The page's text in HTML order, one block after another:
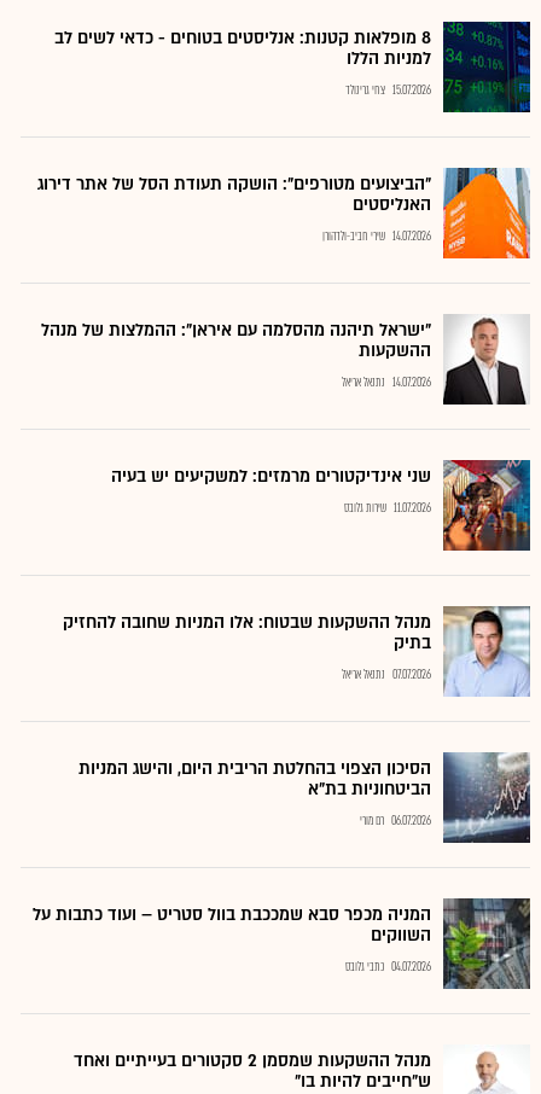
8 מופלאות קטנות: אנליסטים בטוחים - כדאי לשים לב
למניות הללו
15.07.2026 צחי גרינולד
"הביצועים מטורפים": הושקה תעודת הסל של אתר דירוג
האנליסטים
14.07.2026 שירי חביב-ולדהורן
"ישראל תיהנה מהסלמה עם איראן": ההמלצות של מנהל
ההשקעות
14.07.2026 נתנאל אריאל
שני אינדיקטורים מרמזים: למשקיעים יש בעיה
11.07.2026 שירות גלובס
מנהל ההשקעות שבטוח: אלו המניות שחובה להחזיק
בתיק
07.07.2026 נתנאל אריאל
הסיכון הצפוי בהחלטת הריבית היום, והישג המניות
הביטחוניות בת"א
06.07.2026 רם מורי
המניה מכפר סבא שמככבת בוול סטריט – ועוד כתבות על
השווקים
04.07.2026 כתבי גלובס
מנהל ההשקעות שמסמן 2 סקטורים בעייתיים ואחד
ש"חייבים להיות בו"